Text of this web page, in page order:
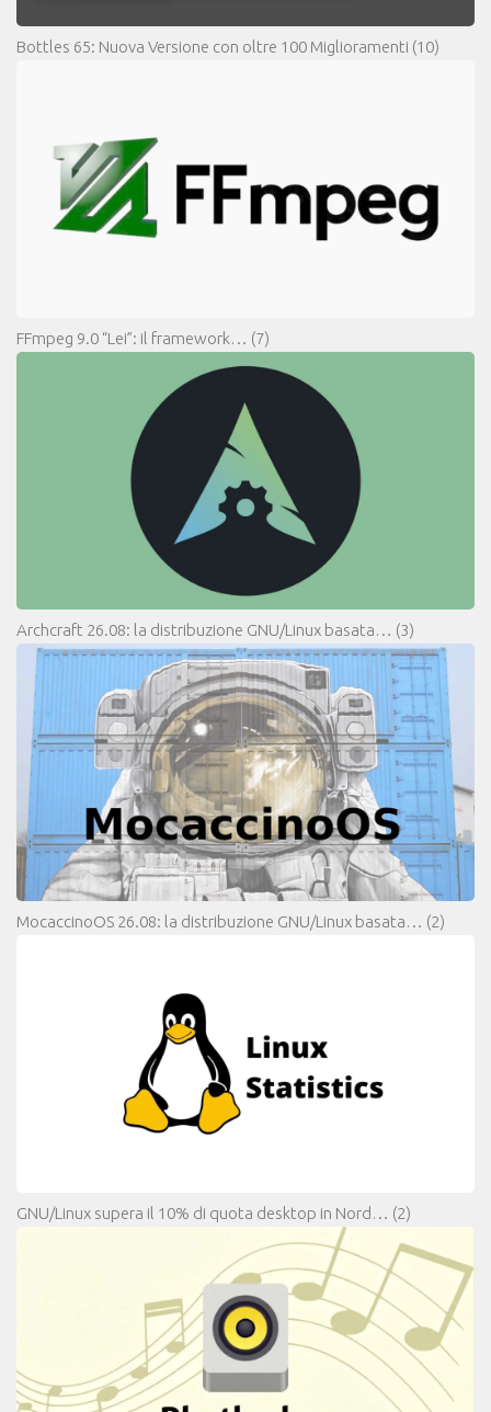
Bottles 65: Nuova Versione con oltre 100 Miglioramenti (10)
FFmpeg 9.0 “Lei”: il framework… (7)
Archcraft 26.08: la distribuzione GNU/Linux basata… (3)
MocaccinoOS 26.08: la distribuzione GNU/Linux basata… (2)
GNU/Linux supera il 10% di quota desktop in Nord… (2)